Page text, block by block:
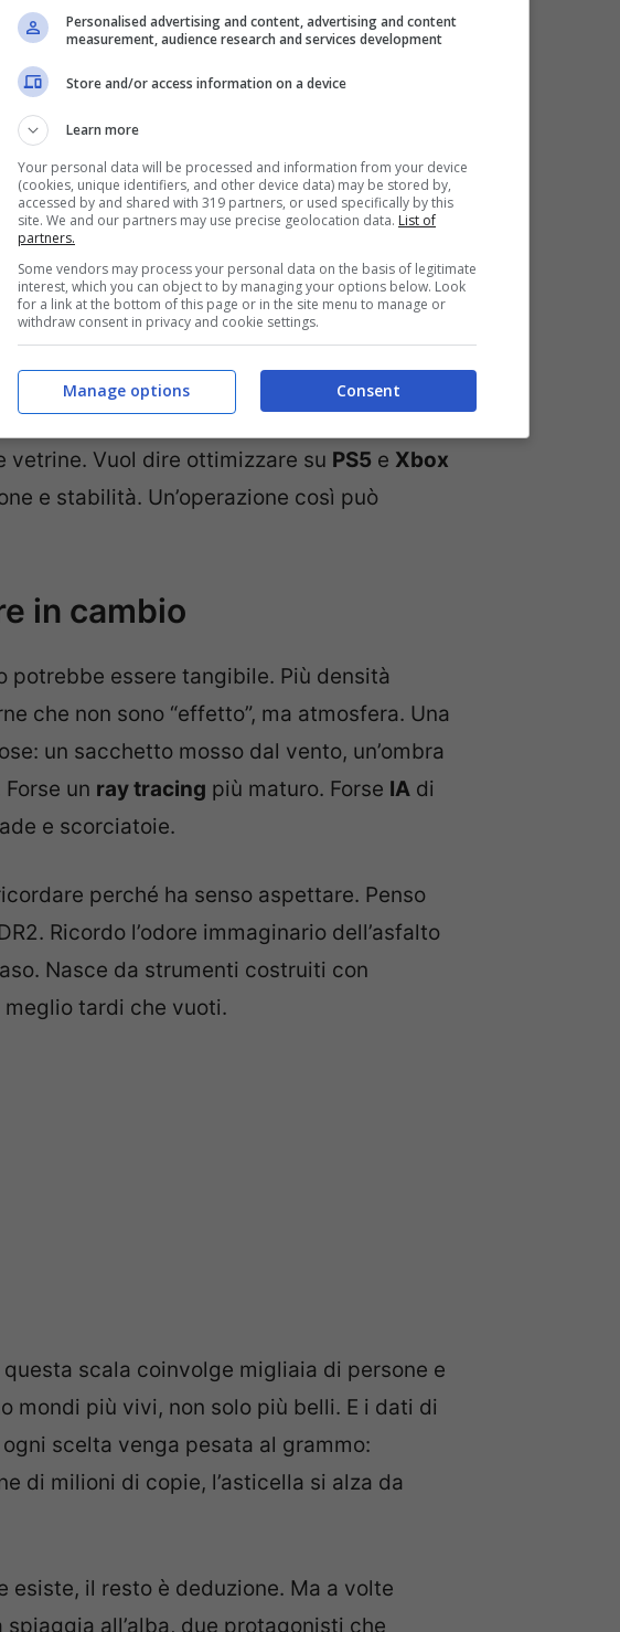
tocchi ogni cosa.
Vuol dire creare nuove pipeline
dei pedoni, l’intelligenza della
vetrine. Vuol dire ottimizzare su PS5 e Xbox
e stabilità. Un’operazione così può
in cambio
potrebbe essere tangibile. Più densità
che non sono “effetto”, ma atmosfera. Una
un sacchetto mosso dal vento, un’ombra
un ray tracing più maturo. Forse IA di
e scorciatoie.
perché ha senso aspettare. Penso
Ricordo l’odore immaginario dell’asfalto
Nasce da strumenti costruiti con
meglio tardi che vuoti.
scala coinvolge migliaia di persone e
mondi più vivi, non solo più belli. E i dati di
scelta venga pesata al grammo:
di milioni di copie, l’asticella si alza da
esiste, il resto è deduzione. Ma a volte
all’alba, due protagonisti che
Personalised advertising and content, advertising and content
measurement, audience research and services development
Store and/or access information on a device
Learn more
Your personal data will be processed and information from your device
(cookies, unique identifiers, and other device data) may be stored by,
accessed by and shared with 319 partners, or used specifically by this
site. We and our partners may use precise geolocation data. List of
partners.
Some vendors may process your personal data on the basis of legitimate
interest, which you can object to by managing your options below. Look
for a link at the bottom of this page or in the site menu to manage or
withdraw consent in privacy and cookie settings.
Consent
Manage options